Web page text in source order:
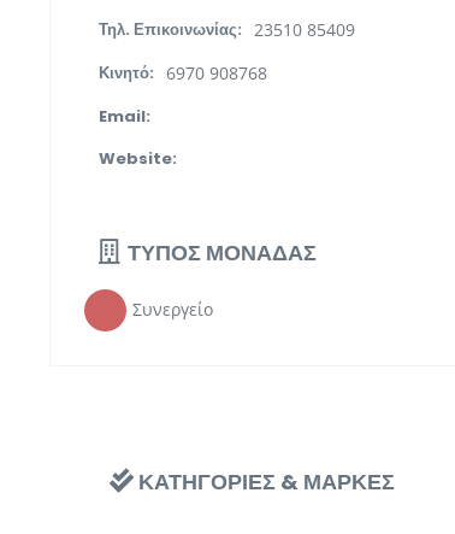
Τηλ. Επικοινωνίας: 23510 85409
Κινητό: 6970 908768
Email:
Website:
ΤΥΠΟΣ ΜΟΝΑΔΑΣ
Συνεργείο
ΚΑΤΗΓΟΡΙΕΣ & ΜΑΡΚΕΣ